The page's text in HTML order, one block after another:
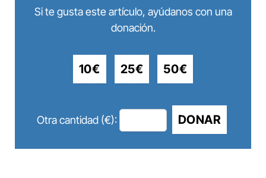
Si te gusta este artículo, ayúdanos con una
donación.
10€ 25€ 50€
Otra cantidad (€): DONAR